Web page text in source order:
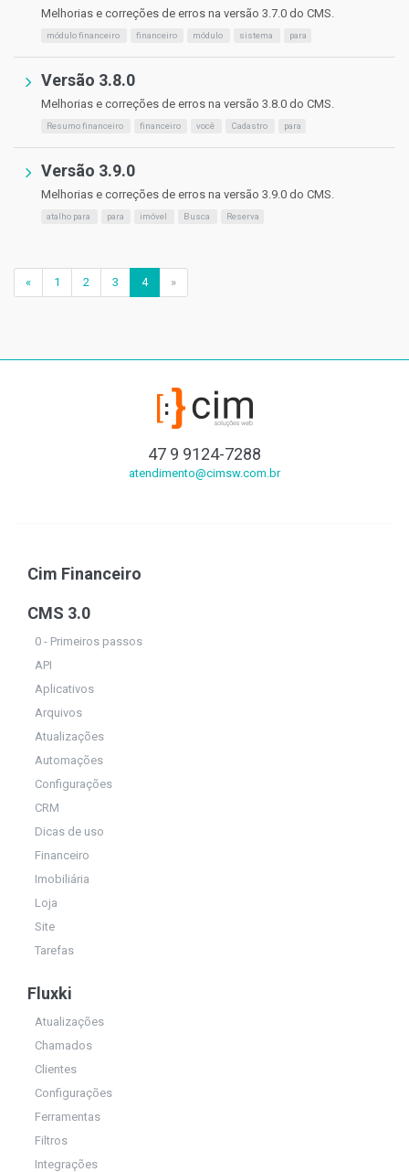
Melhorias e correções de erros na versão 3.7.0 do CMS.
módulo financeiro financeiro módulo sistema para
Versão 3.8.0
Melhorias e correções de erros na versão 3.8.0 do CMS.
Resumo financeiro financeiro você Cadastro para
Versão 3.9.0
Melhorias e correções de erros na versão 3.9.0 do CMS.
atalho para para imóvel Busca Reserva
« 1 2 3 4 »
47 9 9124-7288
atendimento@cimsw.com.br
Cim Financeiro
CMS 3.0
0 - Primeiros passos
API
Aplicativos
Arquivos
Atualizações
Automações
Configurações
CRM
Dicas de uso
Financeiro
Imobiliária
Loja
Site
Tarefas
Fluxki
Atualizações
Chamados
Clientes
Configurações
Ferramentas
Filtros
Integrações